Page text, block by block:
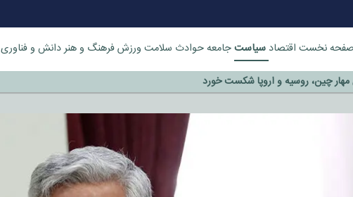
صفحه نخست اقتصاد سیاستجامعهحوادث سلامت ورزشفرهنگ و هنردانش و فناوری
چین، روسیه و اروپا شکست خورد